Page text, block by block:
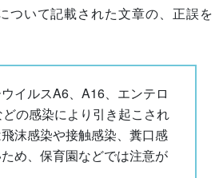
ついて記載された文章の、正誤を
イルスA6、A16、エンテロ
の感染により引き起こされ
沫感染や接触感染、糞口感
め、保育園などでは注意が